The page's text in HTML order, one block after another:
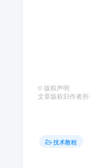
© 版权声明
文章版权归作者所
技术教程